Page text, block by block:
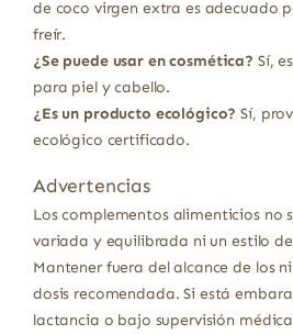
de coco virgen extra es adecuado
freír.
¿Se puede usar en cosmética? Sí,
para piel y cabello.
¿Es un producto ecológico? Sí,
ecológico certificado.
Advertencias
Los complementos alimenticios no
variada y equilibrada ni un estilo
Mantener fuera del alcance de los
dosis recomendada. Si está
lactancia o bajo supervisión